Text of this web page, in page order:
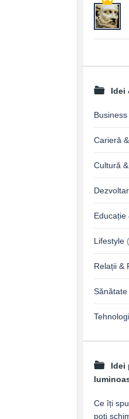
Idei
Carieră
Cultură
Educație
Lifestyle
Relații &
Idei
Ce îți
poți